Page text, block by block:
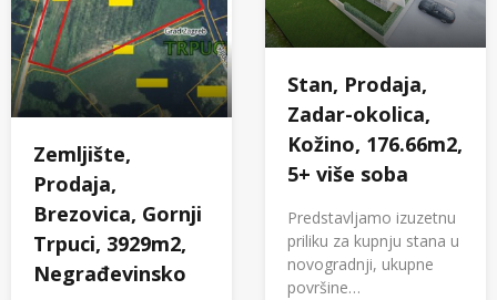
Zemljište,
Prodaja,
Brezovica, Gornji
Trpuci, 3929m2,
Negrađevinsko
Stan, Prodaja,
Zadar-okolica,
Kožino, 176.66m2,
5+ više soba
Predstavljamo izuzetnu
priliku za kupnju stana u
novogradnji, ukupne
površine…